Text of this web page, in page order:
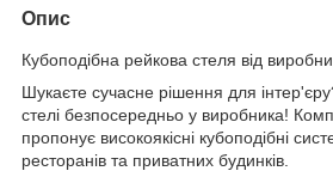
Опис
Кубоподібна рейкова стеля від
Шукаєте сучасне рішення для
стелі безпосередньо у виробника!
пропонує високоякісні кубоподібні
ресторанів та приватних будинків.